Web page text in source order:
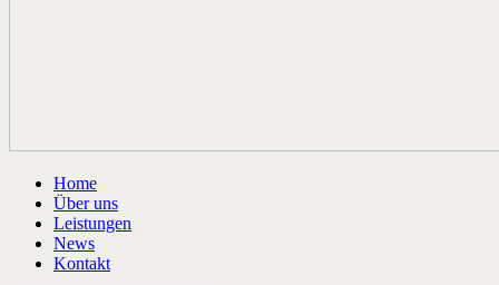
Home
Über uns
Leistungen
News
Kontakt